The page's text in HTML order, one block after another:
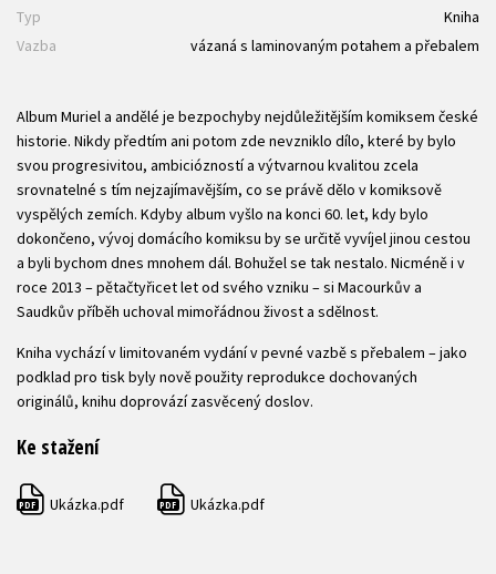
Typ
Kniha
Vazba
vázaná s laminovaným potahem a přebalem
Album Muriel a andělé je bezpochyby nejdůležitějším komiksem české
historie. Nikdy předtím ani potom zde nevzniklo dílo, které by bylo
svou progresivitou, ambiciózností a výtvarnou kvalitou zcela
srovnatelné s tím nejzajímavějším, co se právě dělo v komiksově
vyspělých zemích. Kdyby album vyšlo na konci 60. let, kdy bylo
dokončeno, vývoj domácího komiksu by se určitě vyvíjel jinou cestou
a byli bychom dnes mnohem dál. Bohužel se tak nestalo. Nicméně i v
roce 2013 – pětačtyřicet let od svého vzniku – si Macourkův a
Saudkův příběh uchoval mimořádnou živost a sdělnost.
Kniha vychází v limitovaném vydání v pevné vazbě s přebalem – jako
podklad pro tisk byly nově použity reprodukce dochovaných
originálů, knihu doprovází zasvěcený doslov.
Ke stažení
PDF Ukázka.pdf PDF Ukázka.pdf